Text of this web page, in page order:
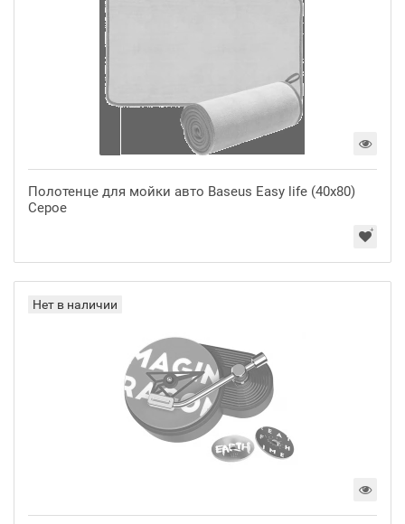
Полотенце для мойки авто Baseus Easy life (40х80)
Серое
Нет в наличии